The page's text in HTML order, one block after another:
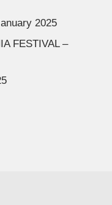
2025
FESTIVAL –